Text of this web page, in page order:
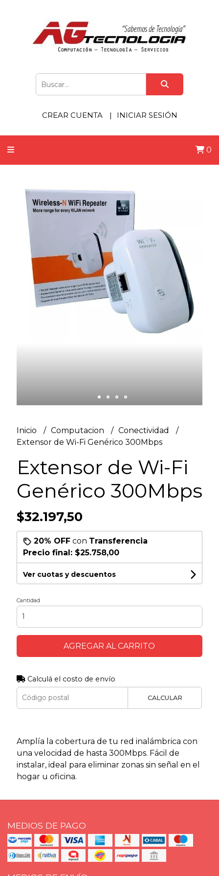
CREAR CUENTA INICIAR SESIÓN
0
Inicio Computacion
Conectividad
Extensor de Wi-Fi Genérico 300Mbps
Extensor de Wi-Fi
Genérico 300Mbps
$32.197,50
20% OFFcon Transferencia
Precio final: $25.758,00
Ver cuotas y descuentos
Cantidad
AGREGAR AL CARRITO
Calculá el costo de envío
CALCULAR
Amplía la cobertura de tu red inalámbrica con
una velocidad de hasta 300Mbps. Fácil de
instalar, ideal para eliminar zonas sin señal en el
hogar u oficina.
MEDIOS DE PAGO